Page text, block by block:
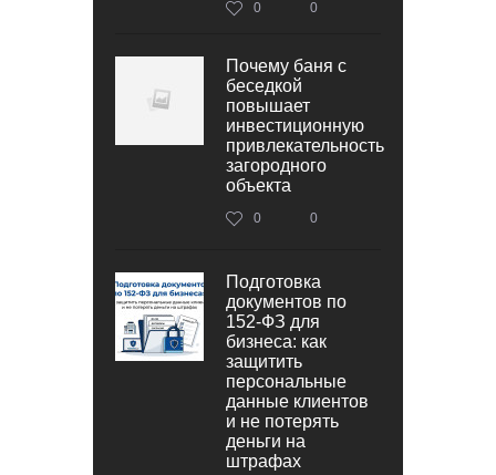
0 0
Почему баня с
беседкой
повышает
инвестиционную
привлекательность
загородного
объекта
0 0
Подготовка
документов по
152‑ФЗ для
бизнеса: как
защитить
персональные
данные клиентов
и не потерять
деньги на
штрафах